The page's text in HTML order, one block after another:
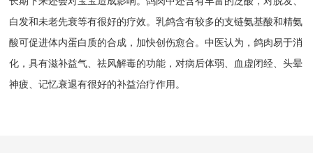
白发和未老先衰等有很好的疗效。乳鸽含有较多的支链氨基酸和精氨
酸可促进体内蛋白质的合成，加快创伤愈合。中医认为，鸽肉易于消
化，具有滋补益气、祛风解毒的功能，对病后体弱、血虚闭经、头晕
神疲、记忆衰退有很好的补益治疗作用。